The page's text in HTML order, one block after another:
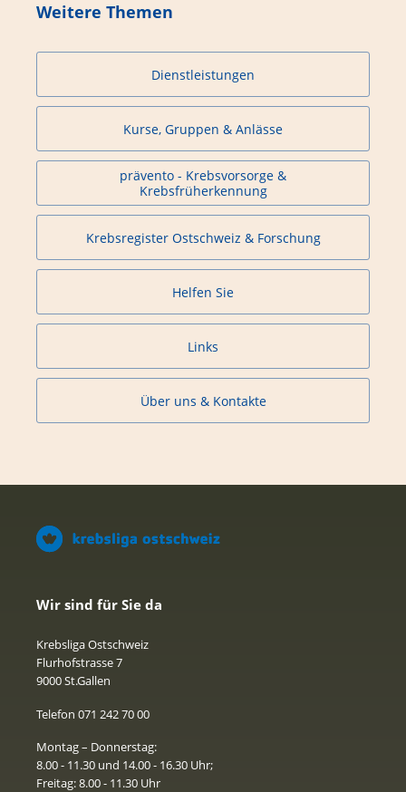
Weitere Themen
Dienstleistungen
Kurse, Gruppen & Anlässe
prävento - Krebsvorsorge &
Krebsfrüherkennung
Krebsregister Ostschweiz & Forschung
Helfen Sie
Links
Über uns & Kontakte
Wir sind für Sie da
Krebsliga Ostschweiz
Flurhofstrasse 7
9000 St.Gallen
Telefon 071 242 70 00
Montag – Donnerstag:
8.00 - 11.30 und 14.00 - 16.30 Uhr;
Freitag: 8.00 - 11.30 Uhr